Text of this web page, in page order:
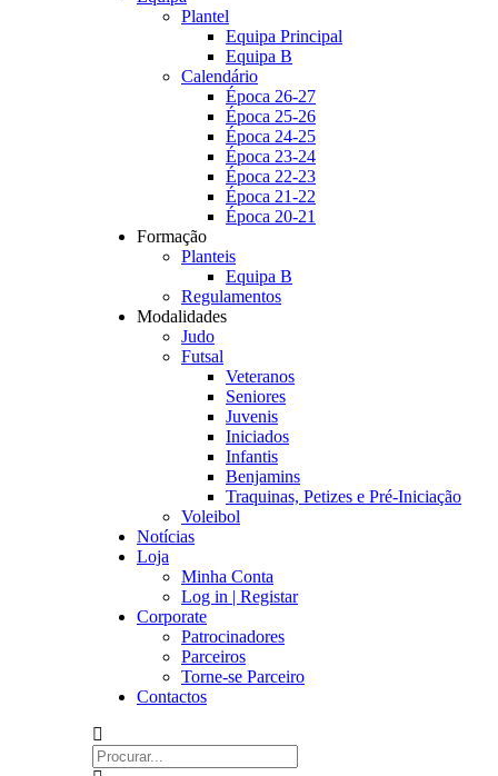
Plantel
Equipa Principal
Equipa B
Calendário
Época 26-27
Época 25-26
Época 24-25
Época 23-24
Época 22-23
Época 21-22
Época 20-21
Formação
Planteis
Equipa B
Regulamentos
Modalidades
Judo
Futsal
Veteranos
Seniores
Juvenis
Iniciados
Infantis
Benjamins
Traquinas, Petizes e Pré-Iniciação
Voleibol
Notícias
Loja
Minha Conta
Log in | Registar
Corporate
Patrocinadores
Parceiros
Torne-se Parceiro
Contactos